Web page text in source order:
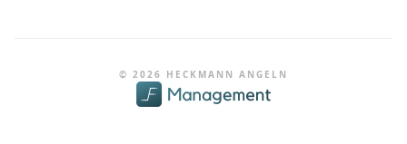
© 2026 HECKMANN ANGELN